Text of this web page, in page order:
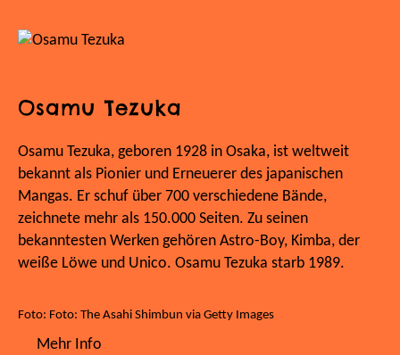
Osamu Tezuka
Osamu Tezuka, geboren 1928 in Osaka, ist weltweit
bekannt als Pionier und Erneuerer des japanischen
Mangas. Er schuf über 700 verschiedene Bände,
zeichnete mehr als 150.000 Seiten. Zu seinen
bekanntesten Werken gehören Astro-Boy, Kimba, der
weiße Löwe und Unico. Osamu Tezuka starb 1989.
Foto: Foto: The Asahi Shimbun via Getty Images
Mehr Info